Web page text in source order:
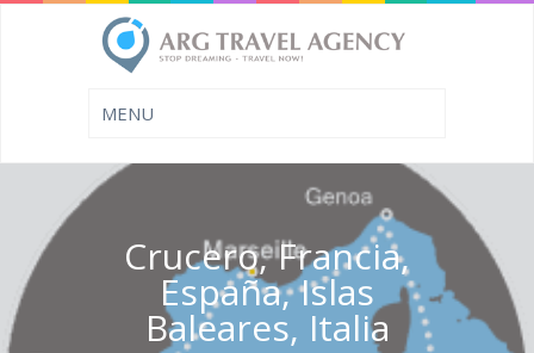
Crucero, Francia,
España, Islas
Baleares, Italia